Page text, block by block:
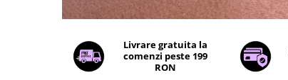
Livrare gratuita la
comenzi peste 199
RON